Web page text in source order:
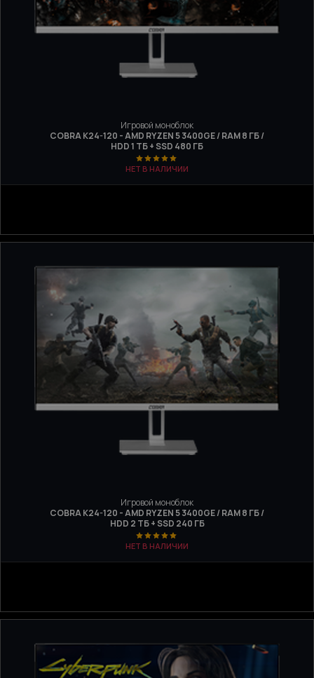
Игровой моноблок
COBRA K24-120 - AMD RYZEN 5 3400GE / RAM 8 ГБ /
HDD 1 ТБ + SSD 480 ГБ
НЕТ В НАЛИЧИИ
Игровой моноблок
COBRA K24-120 - AMD RYZEN 5 3400GE / RAM 8 ГБ /
HDD 2 ТБ + SSD 240 ГБ
НЕТ В НАЛИЧИИ